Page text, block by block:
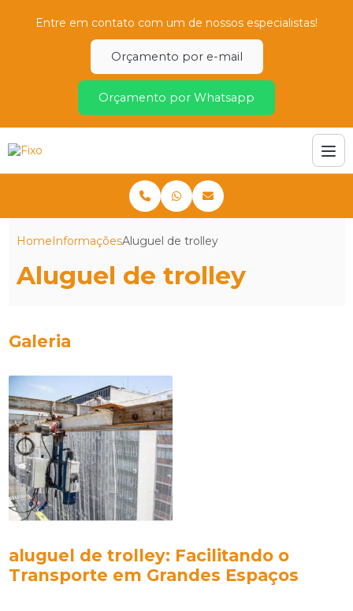
Entre em contato com um de nossos especialistas!
Orçamento por e-mail
Orçamento por Whatsapp
HomeInformaçõesAluguel de trolley
Aluguel de trolley
Galeria
aluguel de trolley: Facilitando o
Transporte em Grandes Espaços